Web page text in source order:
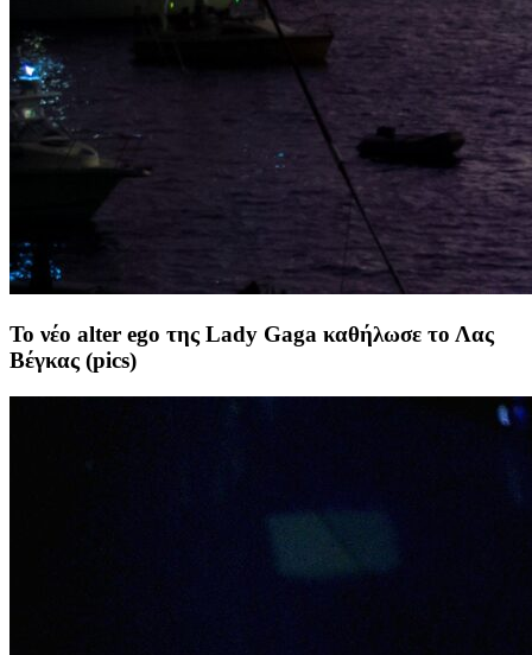
Το νέο alter ego της Lady Gaga καθήλωσε το Λας
Βέγκας (pics)